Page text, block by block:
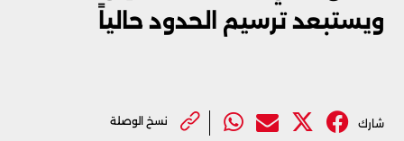
ويستبعد ترسيم الحدود حالياً
شارك نسخ الوصلة